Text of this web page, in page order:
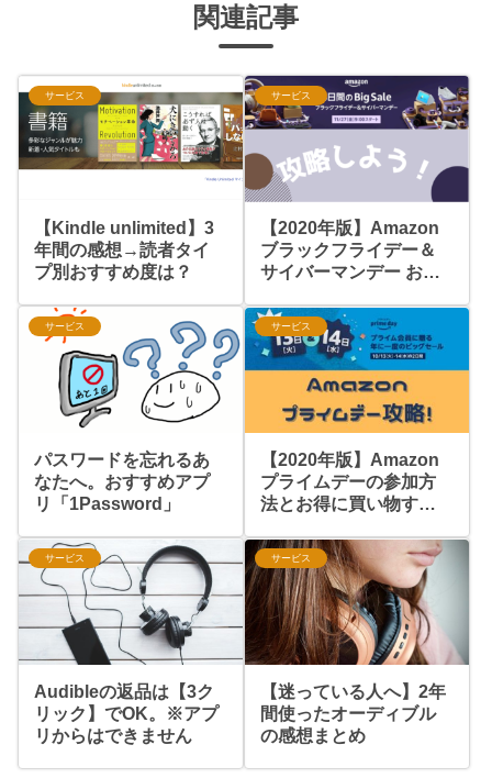
関連記事
サービス
【Kindle unlimited】3
年間の感想→読者タイ
プ別おすすめ度は？
サービス
【2020年版】Amazon
ブラックフライデー＆
サイバーマンデー お得
品まとめ
サービス
パスワードを忘れるあ
なたへ。おすすめアプ
リ「1Password」
サービス
【2020年版】Amazon
プライムデーの参加方
法とお得に買い物する
サービス
Audibleの返品は【3ク
リック】でOK。※アプ
リからはできません
サービス
【迷っている人へ】2年
間使ったオーディブル
の感想まとめ